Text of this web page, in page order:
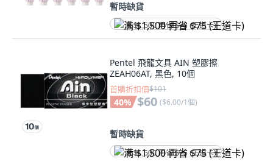
暫時缺貨
满 $1,500 再省 $75 (王道卡)
Pentel 飛龍文具 AIN 塑膠擦
ZEAH06AT, 黑色, 10個
首購折扣價$101
40% $60 ($6.00/1個)
暫時缺貨
满 $1,500 再省 $75 (王道卡)